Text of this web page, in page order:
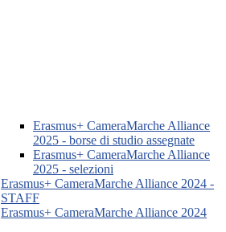
Erasmus+ CameraMarche Alliance
2025 - borse di studio assegnate
Erasmus+ CameraMarche Alliance
2025 - selezioni
Erasmus+ CameraMarche Alliance 2024 -
STAFF
Erasmus+ CameraMarche Alliance 2024